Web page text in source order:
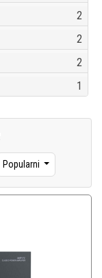
2
2
2
1
Popularni